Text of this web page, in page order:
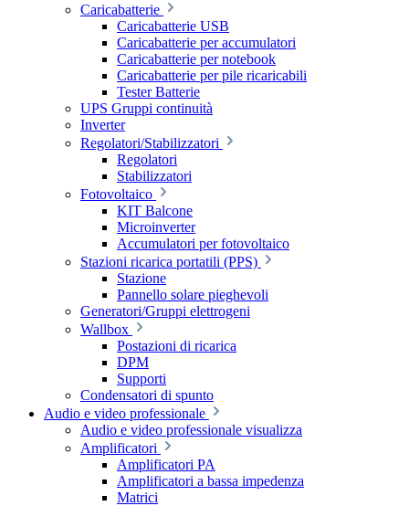
Caricabatterie
Caricabatterie USB
Caricabatterie per accumulatori
Caricabatterie per notebook
Caricabatterie per pile ricaricabili
Tester Batterie
UPS Gruppi continuità
Inverter
Regolatori/Stabilizzatori
Regolatori
Stabilizzatori
Fotovoltaico
KIT Balcone
Microinverter
Accumulatori per fotovoltaico
Stazioni ricarica portatili (PPS)
Stazione
Pannello solare pieghevoli
Generatori/Gruppi elettrogeni
Wallbox
Postazioni di ricarica
DPM
Supporti
Condensatori di spunto
Audio e video professionale
Audio e video professionale visualizza
Amplificatori
Amplificatori PA
Amplificatori a bassa impedenza
Matrici